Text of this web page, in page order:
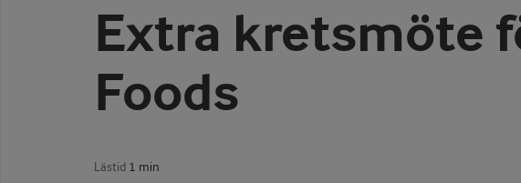
Extra kretsmöte
Foods
Lästid 1 min